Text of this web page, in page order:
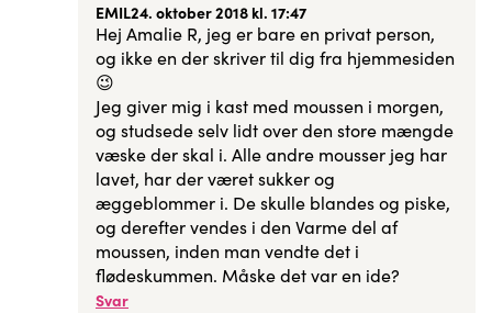
EMIL24. oktober 2018 kl. 17:47
Hej Amalie R, jeg er bare en privat person,
og ikke en der skriver til dig fra hjemmesiden
😉
Jeg giver mig i kast med moussen i morgen,
og studsede selv lidt over den store mængde
væske der skal i. Alle andre mousser jeg har
lavet, har der været sukker og
æggeblommer i. De skulle blandes og piske,
og derefter vendes i den Varme del af
moussen, inden man vendte det i
flødeskummen. Måske det var en ide?
Svar